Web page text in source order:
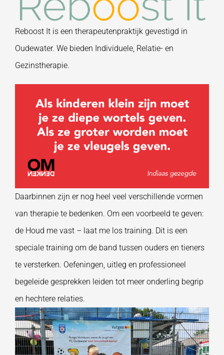
Reboost It is een therapeutenpraktijk gevestigd in
Oudewater. We bieden Individuele, Relatie- en
Gezinstherapie.
Daarbinnen zijn er nog heel veel verschillende vormen
van therapie te bedenken. Om een voorbeeld te geven:
de Houd me vast – laat me los training. Dit is een
speciale training om de band tussen ouders en tieners
te versterken. Oefeningen, uitleg en professioneel
begeleide gesprekken leiden tot meer onderling begrip
en hechtere relaties.